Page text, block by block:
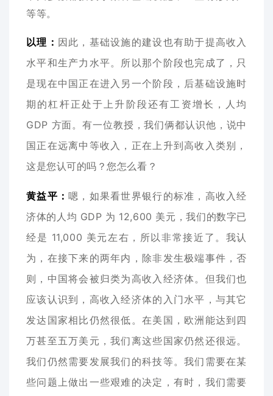
等等。
以理： 因此，基础设施的建设也有助于提高收入
水平和生产力水平。所以那个阶段也完成了，只
是现在中国正在进入另一个阶段，后基础设施时
期的杠杆正处于上升阶段还有工资增长，人均
GDP 方面。有一位教授，我们俩都认识他，说中
国正在远离中等收入，正在上升到高收入类别，
这是您认可的吗？您怎么看？
黄益平：嗯，如果看世界银行的标准，高收入经
济体的人均 GDP 为 12,600 美元，我们的数字已
经是 11,000 美元左右，所以非常接近了。我认
为，在接下来的两年内，除非发生极端事件，否
则，中国将会被归类为高收入经济体。但我们也
应该认识到，高收入经济体的入门水平，与其它
发达国家相比仍然很低。在美国，欧洲能达到四
万甚至五万美元，我们离这些国家仍然还很远。
我们仍然需要发展我们的科技等。我们需要在某
些问题上做出一些艰难的决定，有时，我们需要